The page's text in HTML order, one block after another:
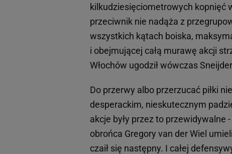
kilkudziesięciometrowych kopnięć
przeciwnik nie nadąża z
wszystkich kątach boiska,
i obejmującej całą murawę akcji
Włochów ugodził wówczas
Do przerwy albo przerzucać piłki
desperackim, nieskutecznym
akcje były przez to przewidywalne
obrońca Gregory van der Wiel
czaił się następny. I całej